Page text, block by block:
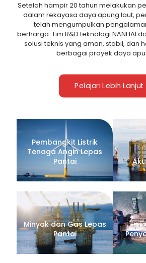
Setelah hampir 20 tahun melakukan
dalam rekayasa daya apung laut,
telah mengumpulkan
berharga. Tim R&D teknologi NANHAI
solusi teknis yang aman, stabil, dan
berbagai proyek daya
Pelajari Lebih Lanjut
Pembangkit Listrik
Tenaga Angin Lepas
Pantai
Minyak dan Gas Lepas
Pantai